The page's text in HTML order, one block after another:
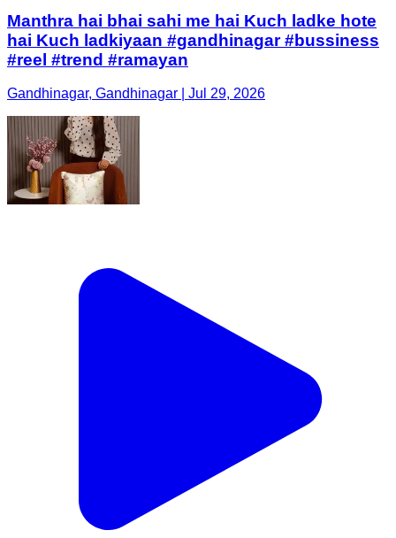
Manthra hai bhai sahi me hai Kuch ladke hote
hai Kuch ladkiyaan #gandhinagar #bussiness
#reel #trend #ramayan
Gandhinagar, Gandhinagar | Jul 29, 2026